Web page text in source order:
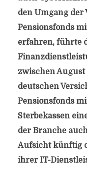
den Umgang der
Pensionsfonds
erfahren, führte
zwischen August
deutschen
Pensionsfonds
Sterbekassen
der Branche
Aufsicht künftig
ihrer IT-